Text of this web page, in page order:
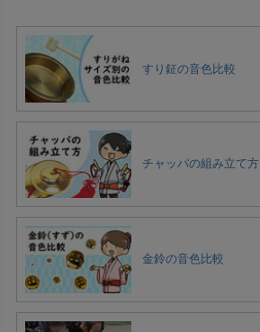
すり鉦の音色比較
チャッパの組み立て方
金鈴の音色比較